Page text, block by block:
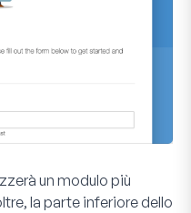
un modulo più
la parte inferiore dello